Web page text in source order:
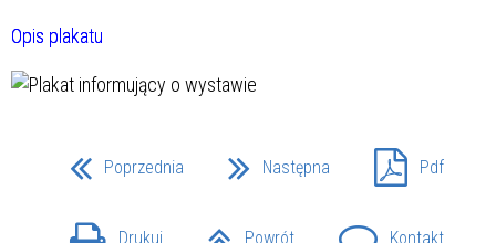
Opis plakatu
Poprzednia Następna Pdf
Drukuj Powrót Kontakt